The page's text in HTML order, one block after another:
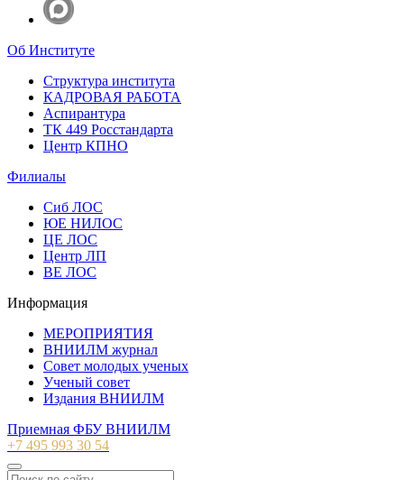
Об Институте
Структура института
КАДРОВАЯ РАБОТА
Аспирантура
ТК 449 Росстандарта
Центр КПНО
Филиалы
Сиб ЛОС
ЮЕ НИЛОС
ЦЕ ЛОС
Центр ЛП
ВЕ ЛОС
Информация
МЕРОПРИЯТИЯ
ВНИИЛМ журнал
Совет молодых ученых
Ученый совет
Издания ВНИИЛМ
Приемная ФБУ ВНИИЛМ
+7 495 993 30 54